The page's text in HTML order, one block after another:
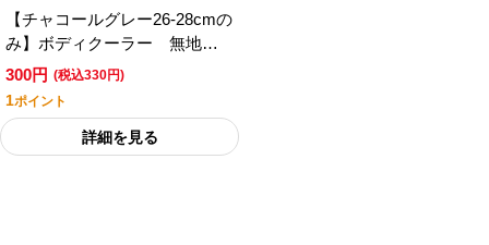
【チャコールグレー26-28cmの
み】ボディクーラー 無地
ショート丈ソックス ２足組
／セブンプレミアム
300円 (税込330円)
1ポイント
詳細を見る